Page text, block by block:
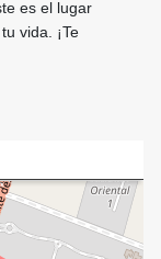
es el lugar
vida. ¡Te